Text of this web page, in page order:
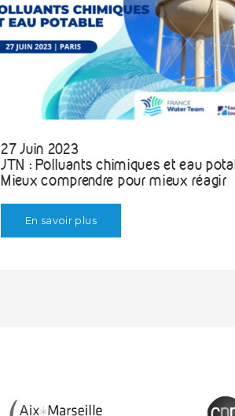
27 Juin 2023
JTN : Polluants chimiques et eau
Mieux comprendre pour mieux réagir
En savoir plus